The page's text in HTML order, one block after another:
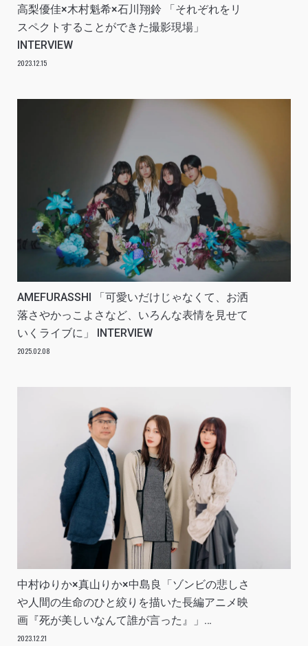
高梨優佳×木村魁希×石川翔鈴 「それぞれをリ
スペクトすることができた撮影現場」
INTERVIEW
2023.12.15
AMEFURASSHI 「可愛いだけじゃなくて、お洒
落さやかっこよさなど、いろんな表情を見せて
いくライブに」 INTERVIEW
2025.02.08
中村ゆりか×真山りか×中島良「ゾンビの悲しさ
や人間の生命のひと絞りを描いた長編アニメ映
画『死が美しいなんて誰が言った』」
INTERVIEW
2023.12.21